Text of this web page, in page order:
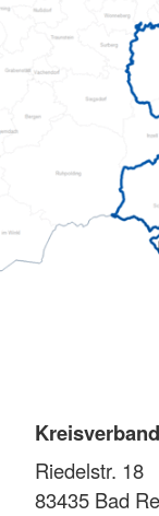
Riedelstr. 18
83435 Bad